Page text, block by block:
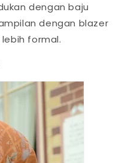
dengan baju
dengan blazer
formal.